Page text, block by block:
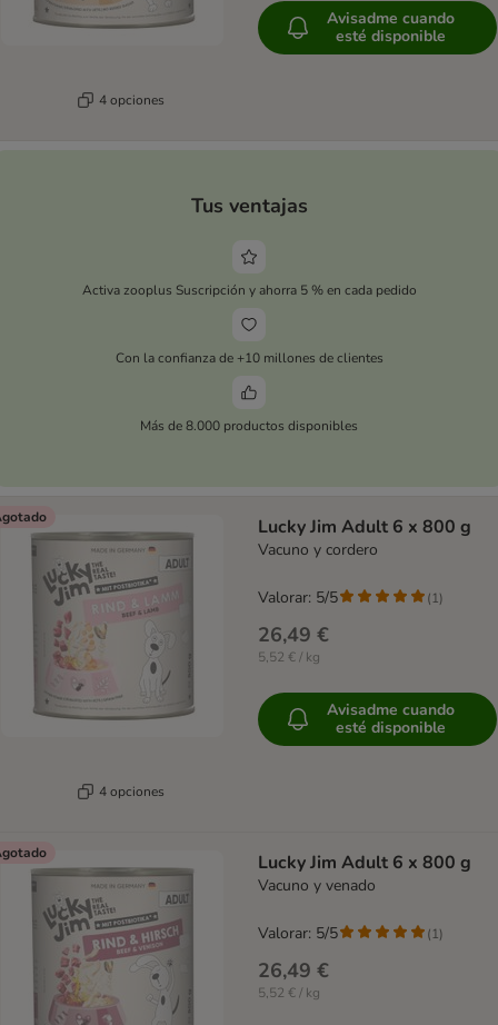
4 opciones
Avisadme cuando
esté disponible
Tus ventajas
Activa zooplus Suscripción y ahorra 5 % en cada pedido
Con la confianza de +10 millones de clientes
Más de 8.000 productos disponibles
4 opciones
Lucky Jim Adult 6 x 800 g
Vacuno y cordero
26,49 €
5,52 € / kg
Valorar: 5/5 (1)
Avisadme cuando
esté disponible
Lucky Jim Adult 6 x 800 g
Vacuno y venado
26,49 €
5,52 € / kg
Valorar: 5/5 (1)